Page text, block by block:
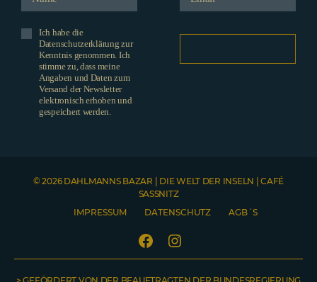
Ich habe die
Datenschutzerklärung zur
Kenntnis genommen. Ich
stimme zu, dass meine
Angaben und Daten zum
Versand der Newsletter
elektronisch erhoben und
gespeichert werden.
© 2026 DAHLMANNS BAZAR | DIE WELT DER INSELN | CAFÉ
SASSNITZ
IMPRESSUM
DATENSCHUTZ AGB´S
FacebookInstagram